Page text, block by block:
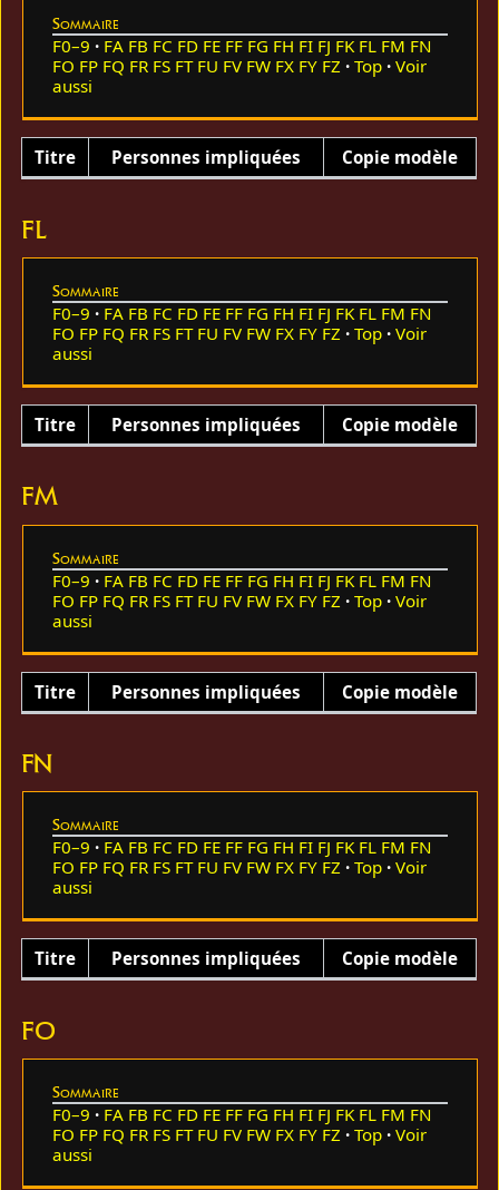
Sommaire
F0–9 FA FB FC FD FE FF FG FH FI FJ FK FL FM FN
FO FP FQ FR FS FT FU FV FW FX FY FZ Top
Voir
aussi
Titre Personnes impliquées Copie modèle
FL
Sommaire
F0–9 FA FB FC FD FE FF FG FH FI FJ FK FL FM FN
FO FP FQ FR FS FT FU FV FW FX FY FZ Top
Voir
aussi
Titre Personnes impliquées Copie modèle
FM
Sommaire
F0–9 FA FB FC FD FE FF FG FH FI FJ FK FL FM FN
FO FP FQ FR FS FT FU FV FW FX FY FZ Top
Voir
aussi
Titre Personnes impliquées Copie modèle
FN
Sommaire
F0–9 FA FB FC FD FE FF FG FH FI FJ FK FL FM FN
FO FP FQ FR FS FT FU FV FW FX FY FZ Top
Voir
aussi
Titre Personnes impliquées Copie modèle
FO
Sommaire
F0–9 FA FB FC FD FE FF FG FH FI FJ FK FL FM FN
FO FP FQ FR FS FT FU FV FW FX FY FZ Top
Voir
aussi